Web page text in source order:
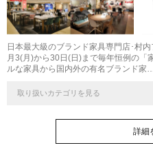
日本最大級のブランド家具専門店･村
月3(月)から30日(日)まで毎年恒例の「
ルな家具から国内外の有名ブランド家
取り扱いカテゴリを見る
詳細